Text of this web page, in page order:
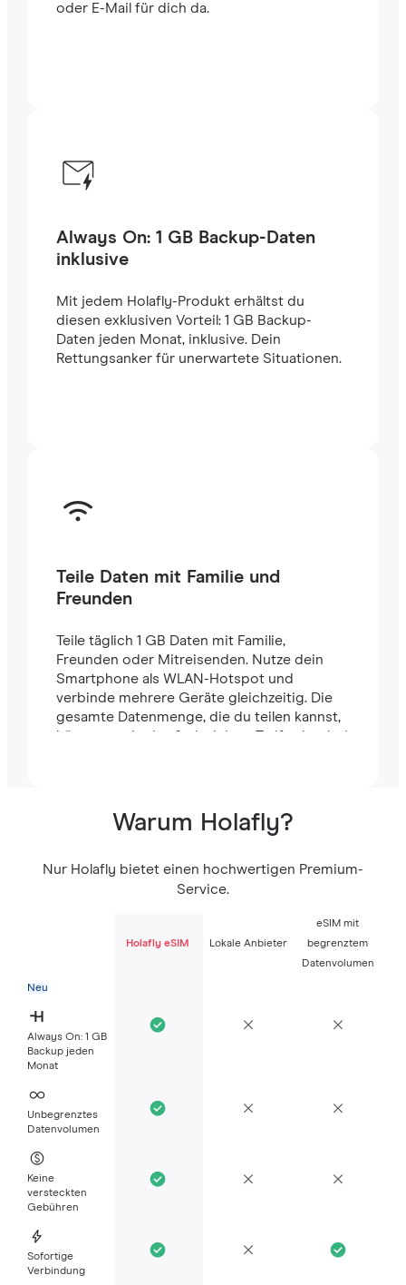
oder E-Mail für dich da.
Always On: 1 GB Backup-Daten
inklusive
Mit jedem Holafly-Produkt erhältst du
diesen exklusiven Vorteil: 1 GB Backup-
Daten jeden Monat, inklusive. Dein
Rettungsanker für unerwartete Situationen.
Teile Daten mit Familie und
Freunden
Teile täglich 1 GB Daten mit Familie,
Freunden oder Mitreisenden. Nutze dein
Smartphone als WLAN-Hotspot und
verbinde mehrere Geräte gleichzeitig. Die
gesamte Datenmenge, die du teilen kannst,
hängt von der Laufzeit deines Tarifs ab – bei
Warum Holafly?
Nur Holafly bietet einen hochwertigen Premium-
Service.
Holafly eSIM Lokale Anbieter
eSIM mit
begrenztem
Datenvolumen
Neu
Always On: 1 GB
Backup jeden
Monat
Unbegrenztes
Datenvolumen
Keine
versteckten
Gebühren
Sofortige
Verbindung